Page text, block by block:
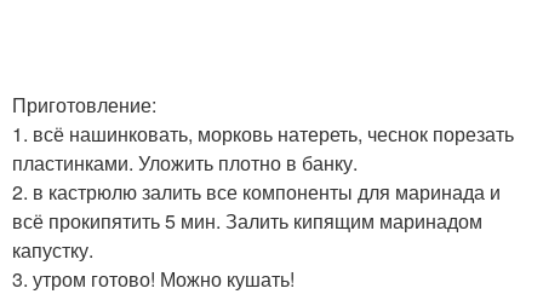
Приготовление:
1. всё нашинковать, морковь натереть, чеснок порезать
пластинками. Уложить плотно в банку.
2. в кастрюлю залить все компоненты для маринада и
всё прокипятить 5 мин. Залить кипящим маринадом
капустку.
3. утром готово! Можно кушать!